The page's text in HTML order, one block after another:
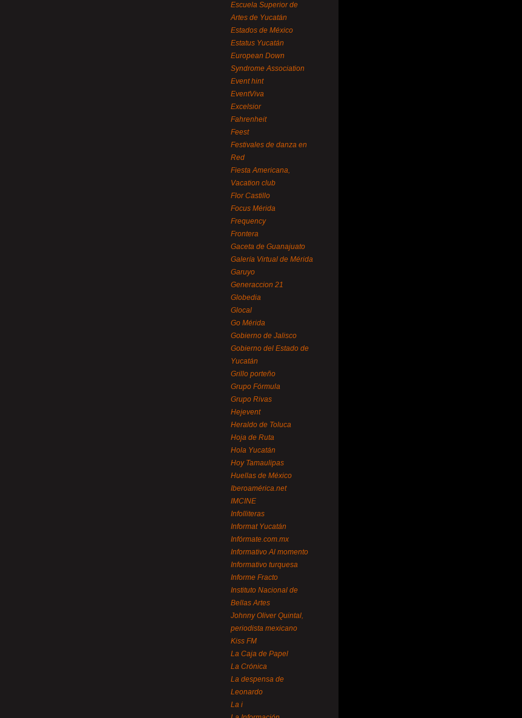
Escuela Superior de
Artes de Yucatán
Estados de México
Estatus Yucatán
European Down
Syndrome Association
Event hint
EventViva
Excelsior
Fahrenheit
Feest
Festivales de danza en
Red
Fiesta Americana,
Vacation club
Flor Castillo
Focus Mérida
Frequency
Frontera
Gaceta de Guanajuato
Galería Virtual de Mérida
Garuyo
Generaccion 21
Globedia
Glocal
Go Mérida
Gobierno de Jalisco
Gobierno del Estado de
Yucatán
Grillo porteño
Grupo Fórmula
Grupo Rivas
Hejevent
Heraldo de Toluca
Hoja de Ruta
Hola Yucatán
Hoy Tamaulipas
Huellas de México
Iberoamérica.net
IMCINE
Infolliteras
Informat Yucatán
Infórmate.com.mx
Informativo Al momento
Informativo turquesa
Informe Fracto
Instituto Nacional de
Bellas Artes
Johnny Oliver Quintal,
periodista mexicano
Kiss FM
La Caja de Papel
La Crónica
La despensa de
Leonardo
La i